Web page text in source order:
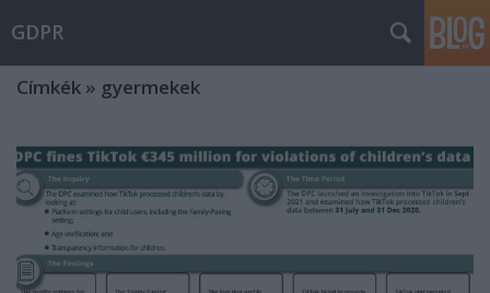
GDPR
Címkék » gyermekek